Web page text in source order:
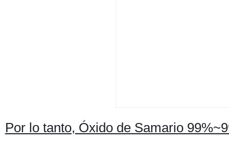
Por lo tanto, Óxido de Samario